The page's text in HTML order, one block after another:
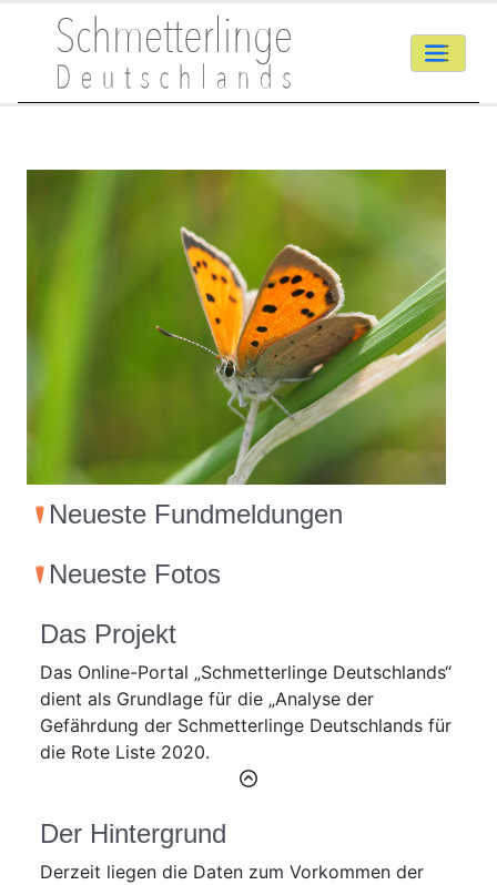
Neueste Fundmeldungen
Neueste Fotos
Das Projekt
Das Online-Portal „Schmetterlinge Deutschlands“
dient als Grundlage für die „Analyse der
Gefährdung der Schmetterlinge Deutschlands für
die Rote Liste 2020.
Der Hintergrund
Derzeit liegen die Daten zum Vorkommen der